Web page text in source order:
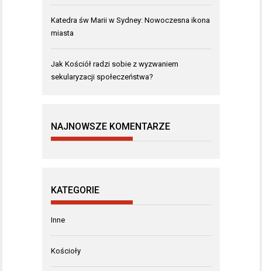
Katedra św Marii w Sydney: Nowoczesna ikona
miasta
Jak Kościół radzi sobie z wyzwaniem
sekularyzacji społeczeństwa?
NAJNOWSZE KOMENTARZE
KATEGORIE
Inne
Kościoły